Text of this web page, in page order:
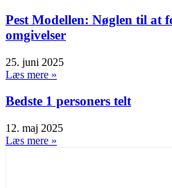
Pest Modellen: Nøglen til at
omgivelser
25. juni 2025
Læs mere »
Bedste 1 personers telt
12. maj 2025
Læs mere »